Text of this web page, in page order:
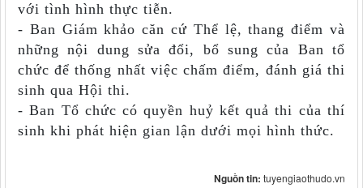
với tình hình thực tiễn.
- Ban Giám khảo căn cứ Thể lệ, thang điểm và
những nội dung sửa đổi, bổ sung của Ban tổ
chức để thống nhất việc chấm điểm, đánh giá thi
sinh qua Hội thi.
- Ban Tổ chức có quyền huỷ kết quả thi của thí
sinh khi phát hiện gian lận dưới mọi hình thức.
Nguồn tin: tuyengiaothudo.vn